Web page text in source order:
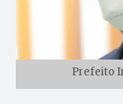
Prefeito